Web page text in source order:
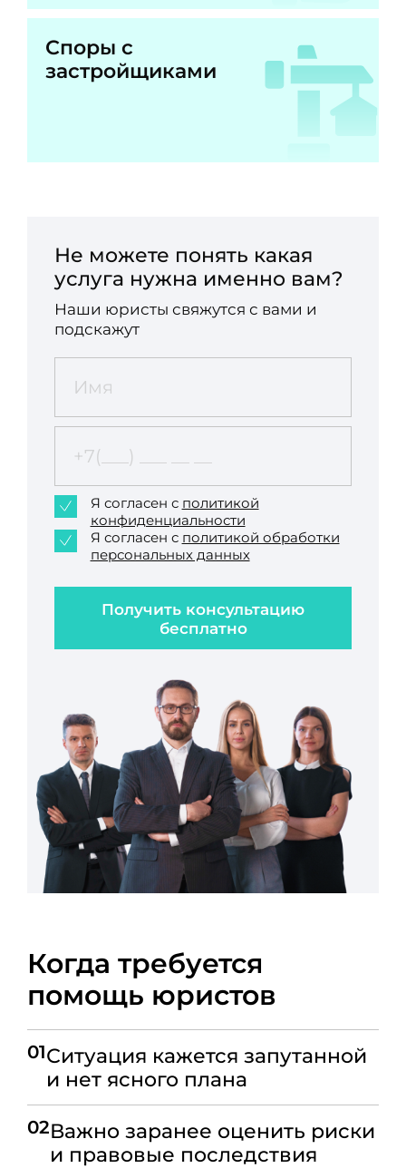
Споры с
застройщиками
Не можете понять какая
услуга нужна именно вам?
Наши юристы свяжутся с вами и
подскажут
Получить консультацию
бесплатно
Я согласен с политикой
конфиденциальности
Я согласен с политикой обработки
персональных данных
Когда требуется
помощь юристов
01Ситуация кажется запутанной
и нет ясного плана
02Важно заранее оценить риски
и правовые последствия